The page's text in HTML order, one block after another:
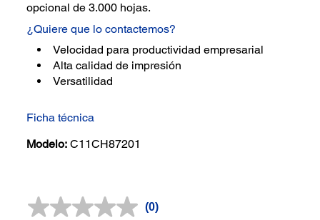
opcional de 3.000 hojas.
¿Quiere que lo contactemos?
Velocidad para productividad empresarial
Alta calidad de impresión
Versatilidad
Ficha técnica
Modelo: C11CH87201
Sin
(0)